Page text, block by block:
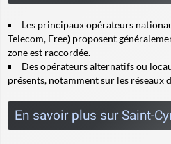
Les principaux opérateurs
Telecom, Free) proposent
zone est raccordée.
Des opérateurs alternatifs ou
présents, notamment sur les réseaux
En savoir plus sur Saint-